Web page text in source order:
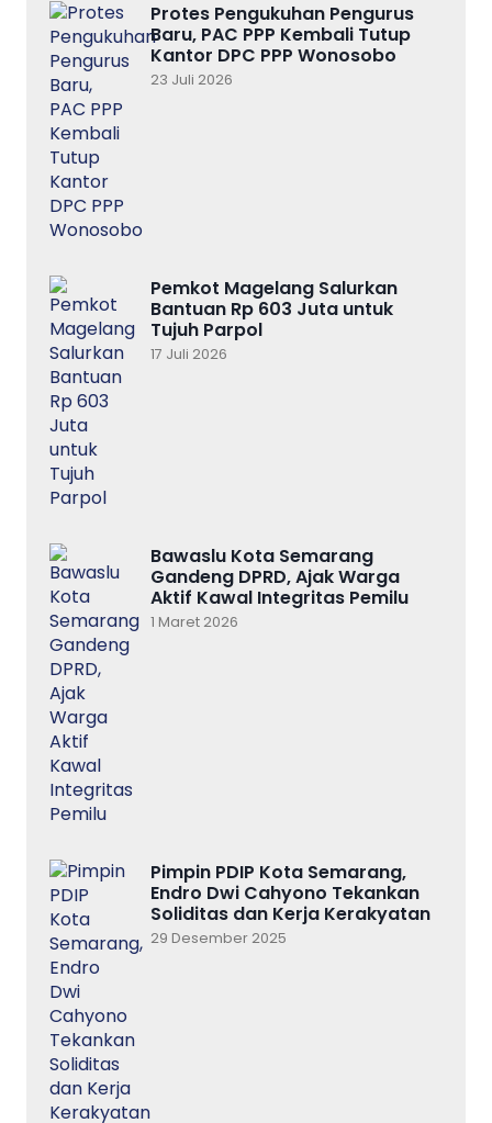
Protes Pengukuhan Pengurus
Baru, PAC PPP Kembali Tutup
Kantor DPC PPP Wonosobo
23 Juli 2026
Pemkot Magelang Salurkan
Bantuan Rp 603 Juta untuk
Tujuh Parpol
17 Juli 2026
Bawaslu Kota Semarang
Gandeng DPRD, Ajak Warga
Aktif Kawal Integritas Pemilu
1 Maret 2026
Pimpin PDIP Kota Semarang,
Endro Dwi Cahyono Tekankan
Soliditas dan Kerja Kerakyatan
29 Desember 2025